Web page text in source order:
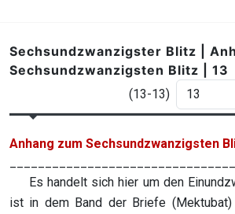
Sechsundzwanzigster Blitz |
Sechsundzwanzigsten Blitz | 13
(13-13)
Anhang zum Sechsundzwanzigsten
Es handelt sich hier um den
ist in dem Band der Briefe